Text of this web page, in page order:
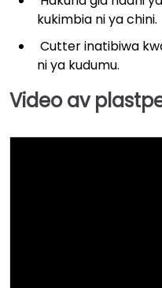
kukimbia ni ya chini.
Cutter inatibiwa
ni ya kudumu.
Video av